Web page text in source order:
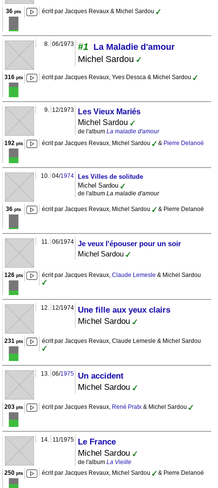
36 pts écrit par Jacques Revaux & Michel Sardou
8. 06/1973 #1 La Maladie d'amour
Michel Sardou
316pts écrit par Jacques Revaux, Yves Dessca & Michel Sardou
9. 12/1973
Les Vieux Mariés
Michel Sardou
de l'album La maladie d'amour
192 pts écrit par Jacques Revaux, Michel Sardou & Pierre Delanoë
10. 04/1974
Les Villes de solitude
Michel Sardou
de l'album La maladie d'amour
36 pts écrit par Jacques Revaux, Michel Sardou & Pierre Delanoë
11. 06/1974 Je veux l'épouser pour un soir
Michel Sardou
126pts écrit par Jacques Revaux, Claude Lemesle & Michel Sardou
12. 12/1974
Une fille aux yeux clairs
Michel Sardou
231 pts écrit par Jacques Revaux, Claude Lemesle & Michel Sardou
13. 06/1975
Un accident
Michel Sardou
203pts écrit par Jacques Revaux, René Pratx & Michel Sardou
14. 11/1975
Le France
Michel Sardou
de l'album La Vieille
250pts écrit par Jacques Revaux, Michel Sardou & Pierre Delanoë